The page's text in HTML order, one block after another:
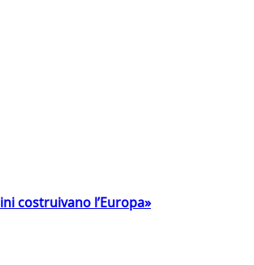
costruivano l’Europa»